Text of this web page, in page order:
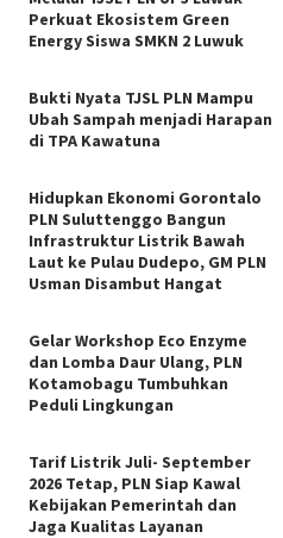
Perkuat Ekosistem Green
Energy Siswa SMKN 2 Luwuk
Bukti Nyata TJSL PLN Mampu
Ubah Sampah menjadi Harapan
di TPA Kawatuna
Hidupkan Ekonomi Gorontalo
PLN Suluttenggo Bangun
Infrastruktur Listrik Bawah
Laut ke Pulau Dudepo, GM PLN
Usman Disambut Hangat
Gelar Workshop Eco Enzyme
dan Lomba Daur Ulang, PLN
Kotamobagu Tumbuhkan
Peduli Lingkungan
Tarif Listrik Juli- September
2026 Tetap, PLN Siap Kawal
Kebijakan Pemerintah dan
Jaga Kualitas Layanan